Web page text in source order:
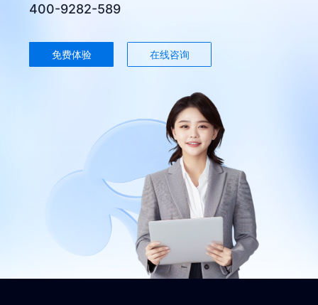
400-9282-589
免费体验 在线咨询